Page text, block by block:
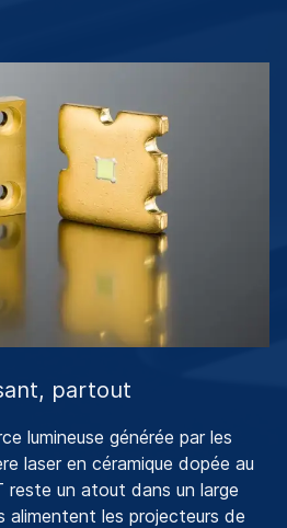
partout
lumineuse générée par les
laser en céramique dopée au
reste un atout dans un large
alimentent les projecteurs de